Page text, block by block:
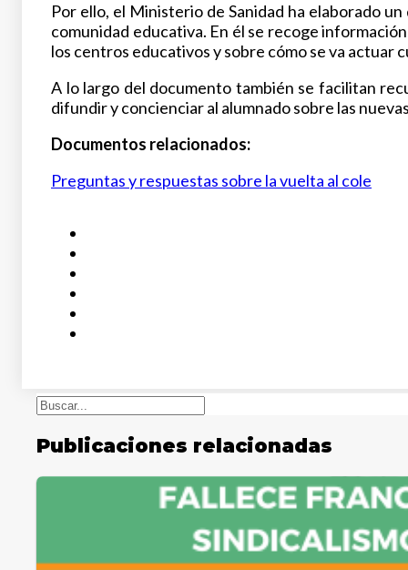
Por ello, el Ministerio de Sanidad ha elaborado
comunidad educativa. En él se recoge
los centros educativos y sobre cómo se va actuar
A lo largo del documento también se facilitan
difundir y concienciar al alumnado sobre las
Documentos relacionados:
Preguntas y respuestas sobre la vuelta al cole
Buscar
Publicaciones relacionadas